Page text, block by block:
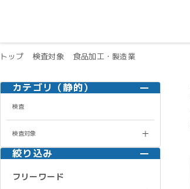
トップ 検査対象 食品加工・製造業
カテゴリ（静的）
検査
検査対象
絞り込み
フリーワード